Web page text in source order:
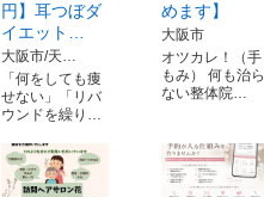
円】耳つぼダ
イエット…
大阪市/天…
「何をしても痩
せない」「リバ
ウンドを繰り…
めます】
大阪市
オツカレ！（手
もみ） 何も治ら
ない整体院…